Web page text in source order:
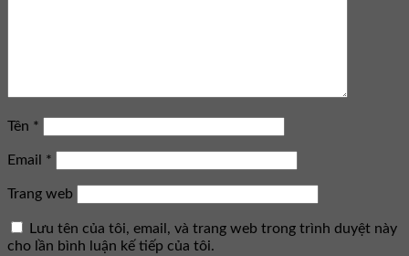
Tên *
Email *
Trang web
Lưu tên của tôi, email, và trang web trong trình duyệt này
cho lần bình luận kế tiếp của tôi.